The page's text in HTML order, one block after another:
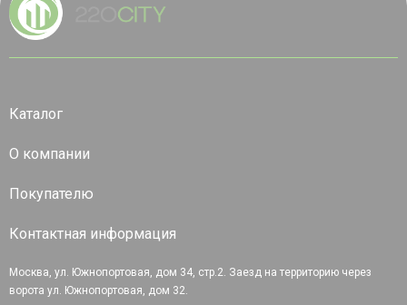
Каталог
О компании
Покупателю
Контактная информация
Москва, ул. Южнопортовая, дом 34, стр.2. Заезд на территорию через
ворота ул. Южнопортовая, дом 32.